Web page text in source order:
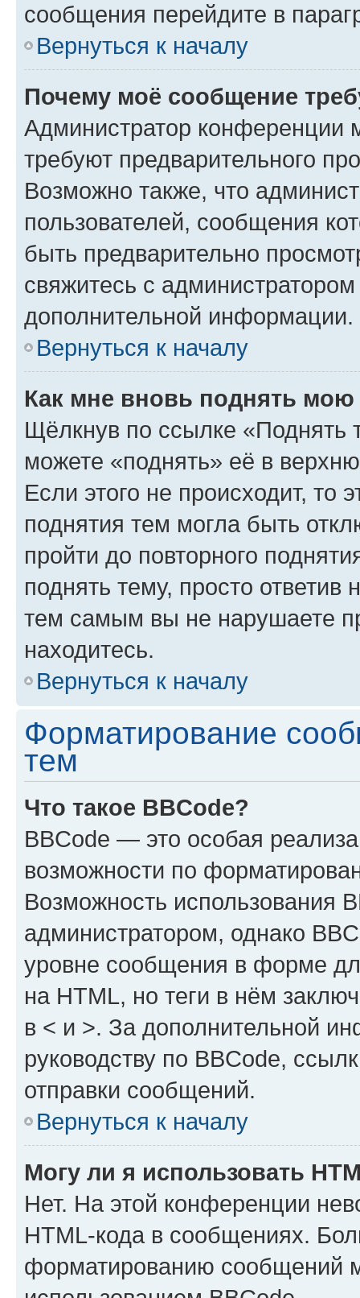
сообщения перейдите в
Вернуться к началу
Почему моё сообщение
Администратор конференции
требуют предварительного
Возможно также, что
пользователей, сообщения
быть предварительно
свяжитесь с
дополнительной информации.
Вернуться к началу
Как мне вновь поднять мою
Щёлкнув по ссылке «Поднять
можете «поднять» её в
Если этого не происходит, то
поднятия тем могла быть
пройти до повторного
поднять тему, просто ответив
тем самым вы не нарушаете
находитесь.
Вернуться к началу
Форматирование
тем
Что такое BBCode?
BBCode — это особая
возможности по
Возможность использования
администратором, однако
уровне сообщения в форме
на HTML, но теги в нём
в < и >. За дополнительной
руководству по BBCode,
отправки сообщений.
Вернуться к началу
Могу ли я использовать
Нет. На этой конференции
HTML-кода в сообщениях.
форматированию сообщений